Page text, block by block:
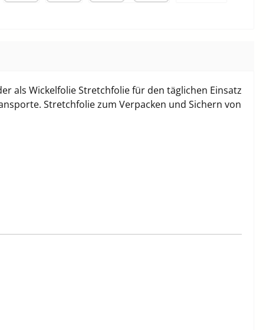
als Wickelfolie Stretchfolie für den täglichen Einsatz
Stretchfolie zum Verpacken und Sichern von